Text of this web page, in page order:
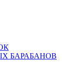
БАРАБАНОВ